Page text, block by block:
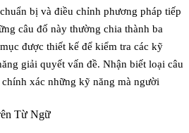
bị và điều chỉnh phương pháp tiếp
câu đố này thường chia thành ba
được thiết kế để kiểm tra các kỹ
giải quyết vấn đề. Nhận biết loại câu
xác những kỹ năng mà người
Từ Ngữ